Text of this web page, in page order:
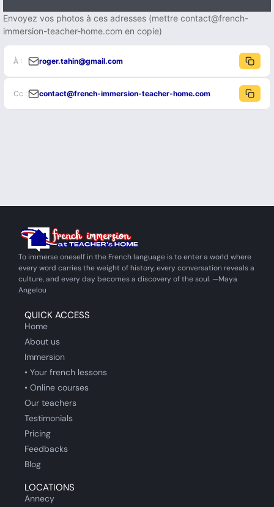
Envoyez vos photos à ces adresses (mettre contact@french-
immersion-teacher-home.com en copie)
À : roger.tahin@gmail.com
Cc : contact@french-immersion-teacher-home.com
To immerse oneself in the French language is to enter a world where
every word carries the weight of history, every conversation reveals a
culture, and every day becomes a discovery of the soul. —Maya
Angelou
QUICK ACCESS
Home
About us
Immersion
• Your french lessons
• Online courses
Our teachers
Testimonials
Pricing
Feedbacks
Blog
LOCATIONS
Annecy